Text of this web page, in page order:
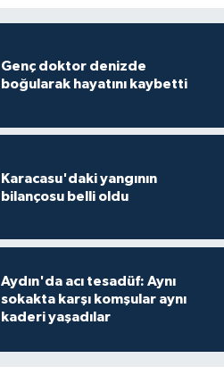
Genç doktor denizde
boğularak hayatını kaybetti
Karacasu'daki yangının
bilançosu belli oldu
Aydın'da acı tesadüf: Aynı
sokakta karşı komşular aynı
kaderi yaşadılar